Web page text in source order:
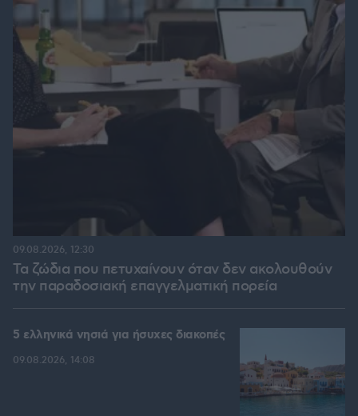
Τα ζώδια που πετυχαίνουν όταν δεν ακολουθούν
την παραδοσιακή επαγγελματική πορεία
09.08.2026, 12:30
5 ελληνικά νησιά για ήσυχες διακοπές
09.08.2026, 14:08